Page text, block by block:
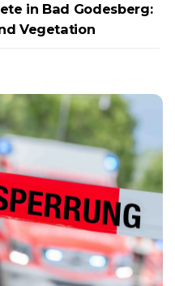
in Bad Godesberg:
Vegetation